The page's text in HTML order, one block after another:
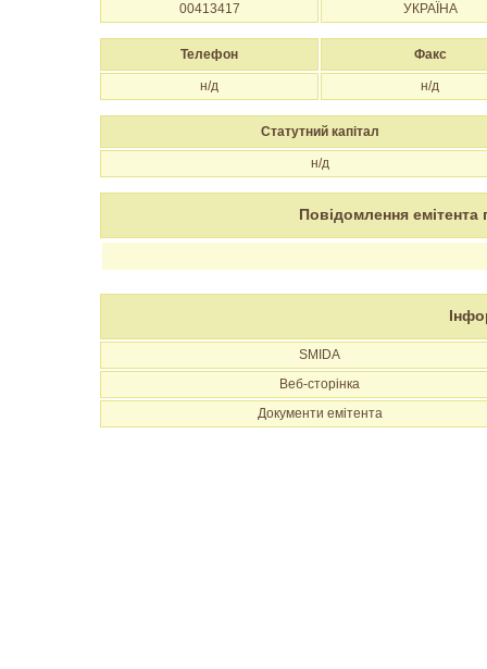
00413417 УКРАЇНА
Телефон Факс
н/д н/д
Статутний капітал
н/д
Повідомлення
SMIDA
Веб-сторінка
Документи емітента